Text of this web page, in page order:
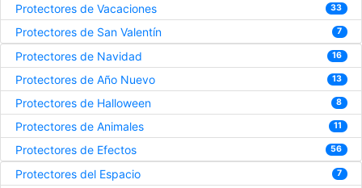
Protectores de Vacaciones 33
Protectores de San Valentín 7
Protectores de Navidad 16
Protectores de Año Nuevo 13
Protectores de Halloween 8
Protectores de Animales 11
Protectores de Efectos 56
Protectores del Espacio 7